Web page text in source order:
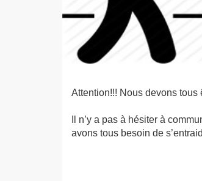
Attention!!! Nous devons
Il n’y a pas à hésiter à
avons tous besoin de